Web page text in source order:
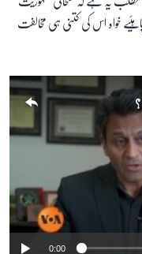
خواہ اس کی کتنی ہی مخالفت
No media
0:00